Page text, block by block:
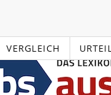
VERGLEICH